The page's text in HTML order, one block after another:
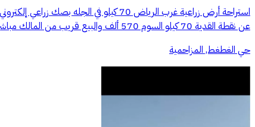
عن نقطة القدية 70 كيلو السوم 570 ألف والبيع قريب من المالك مباشرة بلا وسطاء رقم الجوال ((الرقم يظهر عند الضغط على اتصال))
حي الغطغط, المزاحمية